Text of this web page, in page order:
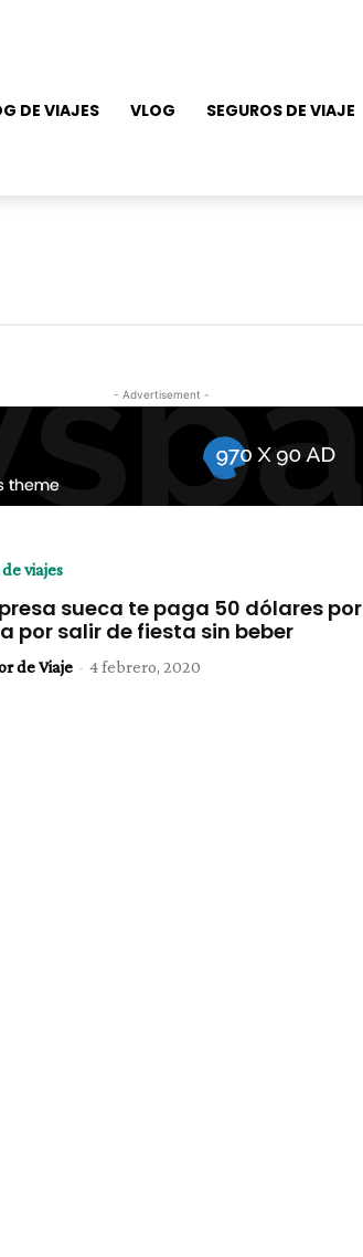
DE VIAJES VLOG SEGUROS DE VIAJE
- Advertisement -
viajes
sueca te paga 50 dólares por
por salir de fiesta sin beber
de Viaje - 4 febrero, 2020